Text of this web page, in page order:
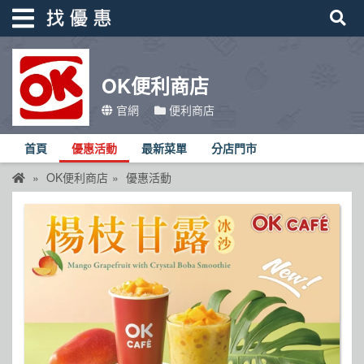
OK便利商店
官網 便利商店
首頁 優惠活動 最新菜單 分店門市
OK便利商店 優惠活動
找優惠
首頁
優惠活動
折價卷
線上DM
找菜單